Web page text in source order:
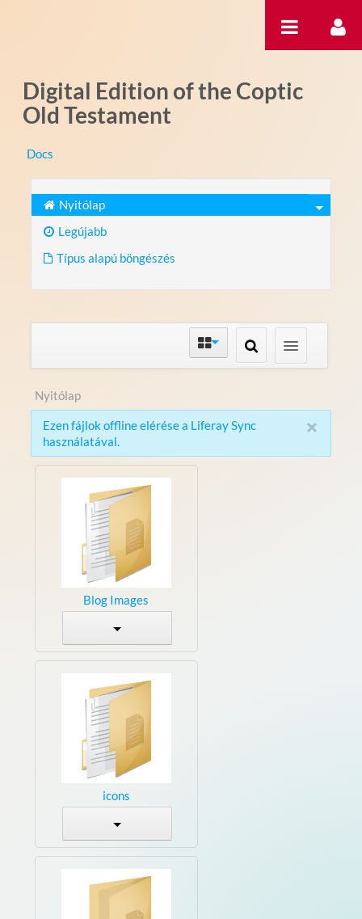
Digital Edition of the Coptic
Old Testament
Docs
Nyitólap
Legújabb
Típus alapú böngészés
Nyitólap
×
Ezen fájlok offline elérése a Liferay Sync
használatával.
Blog Images
icons